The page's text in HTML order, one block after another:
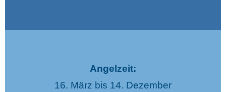
Angelzeit:
16. März bis 14. Dezember